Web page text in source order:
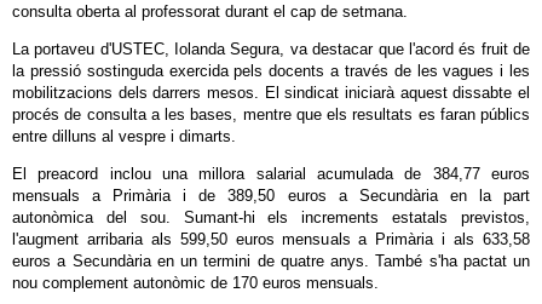
consulta oberta al professorat durant el cap de setmana.
La portaveu d'USTEC, Iolanda Segura, va destacar que l'acord és fruit de
la pressió sostinguda exercida pels docents a través de les vagues i les
mobilitzacions dels darrers mesos. El sindicat iniciarà aquest dissabte el
procés de consulta a les bases, mentre que els resultats es faran públics
entre dilluns al vespre i dimarts.
El preacord inclou una millora salarial acumulada de 384,77 euros
mensuals a Primària i de 389,50 euros a Secundària en la part
autonòmica del sou. Sumant-hi els increments estatals previstos,
l'augment arribaria als 599,50 euros mensuals a Primària i als 633,58
euros a Secundària en un termini de quatre anys. També s'ha pactat un
nou complement autonòmic de 170 euros mensuals.